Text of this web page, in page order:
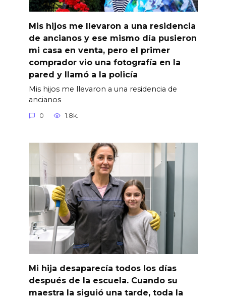
Mis hijos me llevaron a una residencia
de ancianos y ese mismo día pusieron
mi casa en venta, pero el primer
comprador vio una fotografía en la
pared y llamó a la policía
Mis hijos me llevaron a una residencia de
ancianos
0 1.8k.
Mi hija desaparecía todos los días
después de la escuela. Cuando su
maestra la siguió una tarde, toda la